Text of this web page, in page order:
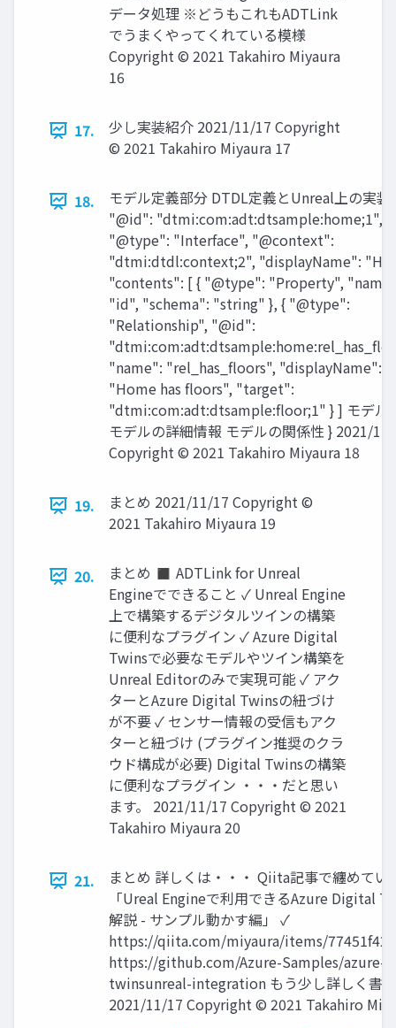
データ処理 ※どうもこれもADTLink
でうまくやってくれている模様
Copyright © 2021 Takahiro Miyaura
16
17.
少し実装紹介 2021/11/17 Copyright
© 2021 Takahiro Miyaura 17
18.
モデル定義部分 DTDL定義とUnreal上の実装
"@id": "dtmi:com:adt:dtsample:home;1",
"@type": "Interface", "@context":
"dtmi:dtdl:context;2", "displayName":
"contents": [ { "@type": "Property",
"id", "schema": "string" }, { "@type":
"Relationship", "@id":
"name": "rel_has_floors", "displayName":
"Home has floors", "target":
"dtmi:com:adt:dtsample:floor;1" } ] モデル
モデルの詳細情報 モデルの関係性 } 2021/
Copyright © 2021 Takahiro Miyaura 18
19.
まとめ 2021/11/17 Copyright ©
2021 Takahiro Miyaura 19
20.
まとめ ◼ ADTLink for Unreal
Engineでできること ✓ Unreal Engine
上で構築するデジタルツインの構築
に便利なプラグイン ✓ Azure Digital
Twinsで必要なモデルやツイン構築を
Unreal Editorのみで実現可能 ✓ アク
ターとAzure Digital Twinsの紐づけ
が不要 ✓ センサー情報の受信もアク
ターと紐づけ (プラグイン推奨のクラ
ウド構成が必要) Digital Twinsの構築
に便利なプラグイン ・・・だと思い
ます。 2021/11/17 Copyright © 2021
Takahiro Miyaura 20
21.
まとめ 詳しくは・・・ Qiita記事で纏めて
「Ureal Engineで利用できるAzure Digital
解説 - サンプル動かす編」 ✓
https://qiita.com/miyaura/items/
https://github.com/Azure-Samples/azure-
twinsunreal-integration もう少し詳しく書
2021/11/17 Copyright © 2021 Takahiro